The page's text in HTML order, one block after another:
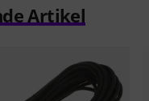
Artikel